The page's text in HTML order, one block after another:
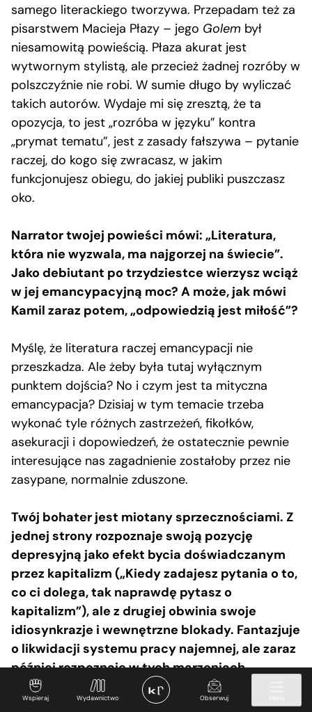
Wspieraj Wydawnictwo Obserwuj
samego literackiego tworzywa. Przepadam też za
pisarstwem Macieja Płazy – jego Golem był
niesamowitą powieścią. Płaza akurat jest
wytwornym stylistą, ale przecież żadnej rozróby w
polszczyźnie nie robi. W sumie długo by wyliczać
takich autorów. Wydaje mi się zresztą, że ta
opozycja, to jest „rozróba w języku” kontra
„prymat tematu”, jest z zasady fałszywa – pytanie
raczej, do kogo się zwracasz, w jakim
funkcjonujesz obiegu, do jakiej publiki puszczasz
oko.
Narrator twojej powieści mówi: „Literatura,
która nie wyzwala, ma najgorzej na świecie”.
Jako debiutant po trzydziestce wierzysz wciąż
w jej emancypacyjną moc? A może, jak mówi
Kamil zaraz potem, „odpowiedzią jest miłość”?
Myślę, że literatura raczej emancypacji nie
przeszkadza. Ale żeby była tutaj wyłącznym
punktem dojścia? No i czym jest ta mityczna
emancypacja? Dzisiaj w tym temacie trzeba
wykonać tyle różnych zastrzeżeń, fikołków,
asekuracji i dopowiedzeń, że ostatecznie pewnie
interesujące nas zagadnienie zostałoby przez nie
zasypane, normalnie zduszone.
Twój bohater jest miotany sprzecznościami. Z
jednej strony rozpoznaje swoją pozycję
depresyjną jako efekt bycia doświadczanym
przez kapitalizm („Kiedy zadajesz pytania o to,
co ci dolega, tak naprawdę pytasz o
kapitalizm”), ale z drugiej obwinia swoje
idiosynkrazje i wewnętrzne blokady. Fantazjuje
o likwidacji systemu pracy najemnej, ale zaraz
później rozpoznaje w tych marzeniach
śmieszność. Wierzysz w melancholię jako
strategię rewolucyjną? Albo przynajmniej: